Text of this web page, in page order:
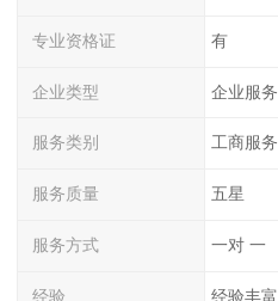
专业资格证 有
企业类型 企业服务
服务类别 工商服务
服务质量 五星
服务方式 一对 一
经验 经验丰富